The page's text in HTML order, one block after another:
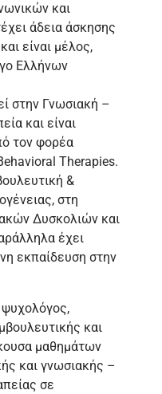
και
άδεια άσκησης
είναι μέλος,
Ελλήνων
στην Γνωσιακή –
και είναι
τον φορέα
Therapies.
&
στη
Δυσκολιών και
έχει
εκπαίδευση στην
και
μαθημάτων
και γνωσιακής –
σε